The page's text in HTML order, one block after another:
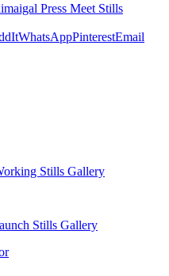
Press Meet Stills
WhatsAppPinterestEmail
Stills Gallery
Stills Gallery